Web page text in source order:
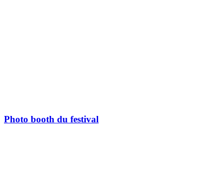
Photo booth du festival